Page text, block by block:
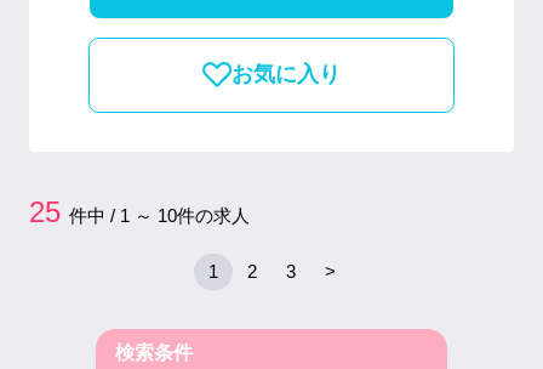
お気に入り
25 件中 / 1 ～ 10件の求人
1 2 3 >
検索条件